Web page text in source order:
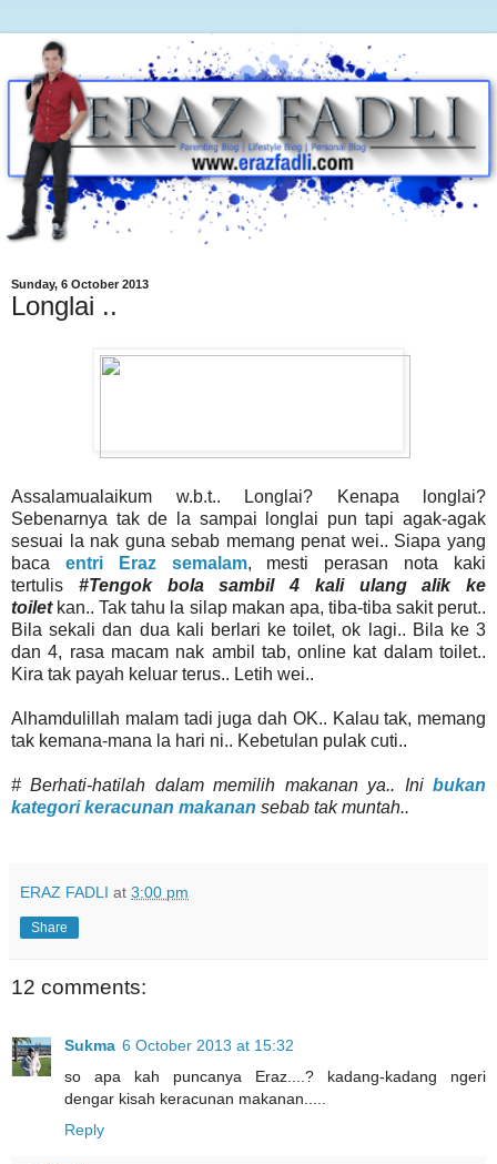
Sunday, 6 October 2013
Longlai ..
Assalamualaikum w.b.t.. Longlai? Kenapa longlai?
Sebenarnya tak de la sampai longlai pun tapi agak-agak
sesuai la nak guna sebab memang penat wei.. Siapa yang
baca entri Eraz semalam, mesti perasan nota kaki
tertulis #Tengok bola sambil 4 kali ulang alik ke
toilet kan.. Tak tahu la silap makan apa, tiba-tiba sakit perut..
Bila sekali dan dua kali berlari ke toilet, ok lagi.. Bila ke 3
dan 4, rasa macam nak ambil tab, online kat dalam toilet..
Kira tak payah keluar terus.. Letih wei..
Alhamdulillah malam tadi juga dah OK.. Kalau tak, memang
tak kemana-mana la hari ni.. Kebetulan pulak cuti..
# Berhati-hatilah dalam memilih makanan ya.. Ini bukan
kategori keracunan makanan sebab tak muntah..
ERAZ FADLI at 3:00 pm
Share
12 comments:
Sukma 6 October 2013 at 15:32
so apa kah puncanya Eraz....? kadang-kadang ngeri
dengar kisah keracunan makanan.....
Reply